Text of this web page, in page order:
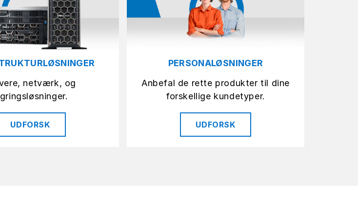
netværk, og
UDFORSK
PERSONALØSNINGER
Anbefal de rette produkter til dine
forskellige kundetyper.
UDFORSK